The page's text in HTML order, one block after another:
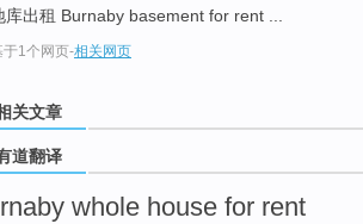
库出租 Burnaby basement for rent ...
于1个网页-相关网页
关文章
道翻译
whole house for rent